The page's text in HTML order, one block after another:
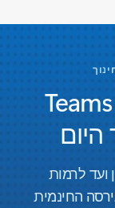
התחל להשתמש ב- Teams
ועד לרמות
החינמית